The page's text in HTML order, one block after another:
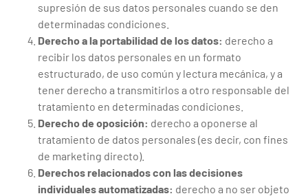
supresión de sus datos personales cuando se den
determinadas condiciones.
Derecho a la portabilidad de los datos: derecho a
recibir los datos personales en un formato
estructurado, de uso común y lectura mecánica, y a
tener derecho a transmitirlos a otro responsable del
tratamiento en determinadas condiciones.
Derecho de oposición: derecho a oponerse al
tratamiento de datos personales (es decir, con fines
de marketing directo).
Derechos relacionados con las decisiones
individuales automatizadas: derecho a no ser objeto